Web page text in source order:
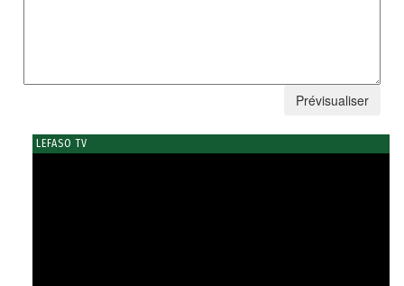
LEFASO TV